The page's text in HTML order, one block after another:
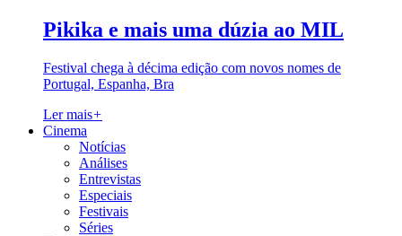
Pikika e mais uma dúzia ao MIL
Festival chega à décima edição com novos nomes de
Portugal, Espanha, Bra
Ler mais+
Cinema
Notícias
Análises
Entrevistas
Especiais
Festivais
Séries